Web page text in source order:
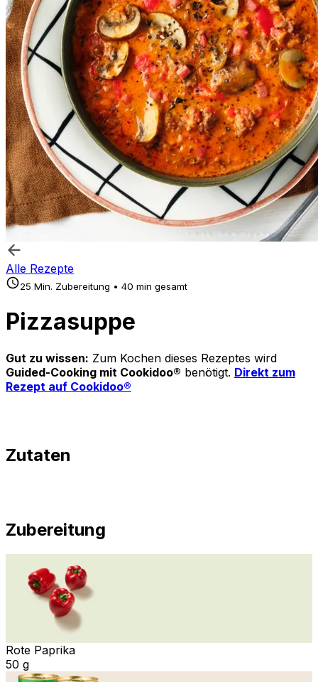
Alle Rezepte
25 Min. Zubereitung • 40 min gesamt
Pizzasuppe
Gut zu wissen: Zum Kochen dieses Rezeptes wird
Guided-Cooking mit Cookidoo® benötigt. Direkt zum
Rezept auf Cookidoo®
Zutaten
Zubereitung
Rote Paprika
50 g